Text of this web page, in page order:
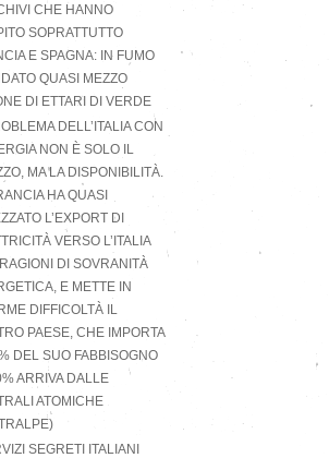
CHE HANNO
SOPRATTUTTO
E SPAGNA: IN FUMO
QUASI MEZZO
DI ETTARI DI VERDE
DELL’ITALIA CON
NON È SOLO IL
MA LA DISPONIBILITÀ.
HA QUASI
L’EXPORT DI
VERSO L’ITALIA
DI SOVRANITÀ
E METTE IN
DIFFICOLTÀ IL
PAESE, CHE IMPORTA
DEL SUO FABBISOGNO
ARRIVA DALLE
ATOMICHE
SEGRETI ITALIANI